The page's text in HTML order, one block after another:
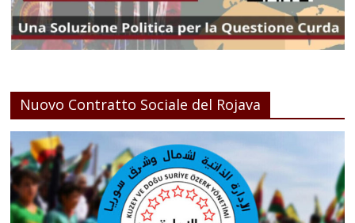
Nuovo Contratto Sociale del Rojava